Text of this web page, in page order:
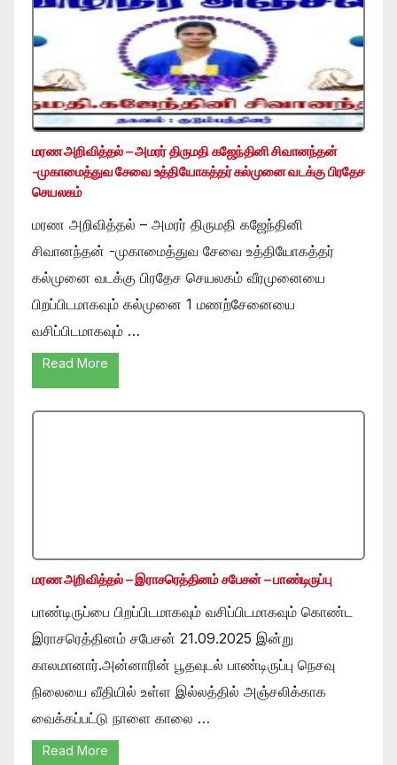
மரண அறிவித்தல் – அமரர் திருமதி கஜேந்தினி சிவானந்தன்
-முகாமைத்துவ சேவை உத்தியோகத்தர் கல்முனை வடக்கு பிரதேச
செயலகம்
மரண அறிவித்தல் – அமரர் திருமதி கஜேந்தினி
சிவானந்தன் -முகாமைத்துவ சேவை உத்தியோகத்தர்
கல்முனை வடக்கு பிரதேச செயலகம் வீரமுனையை
பிறப்பிடமாகவும் கல்முனை 1 மணற்சேனையை
வசிப்பிடமாகவும் …
Read More
மரண அறிவித்தல் – இராசரெத்தினம் சபேசன் – பாண்டிருப்பு
பாண்டிருப்பை பிறப்பிடமாகவும் வசிப்பிடமாகவும் கொண்ட
இராசரெத்தினம் சபேசன் 21.09.2025 இன்று
காலமானார்.அன்னாரின் பூதவுடல் பாண்டிருப்பு நெசவு
நிலையை வீதியில் உள்ள இல்லத்தில் அஞ்சலிக்காக
வைக்கப்பட்டு நாளை காலை …
Read More